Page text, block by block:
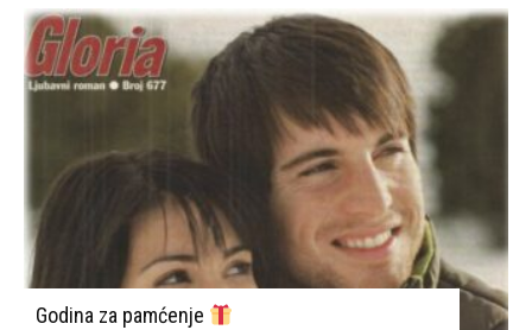
Godina za pamćenje